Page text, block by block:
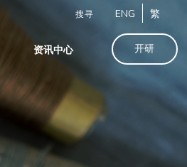
搜寻 ENG 繁
资讯中心 开研